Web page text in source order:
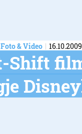
Foto & Video 16.10.2009